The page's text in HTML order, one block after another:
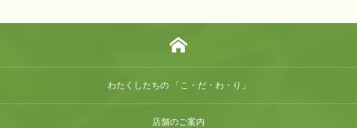
わたくしたちの 「こ・だ・わ・り」
店舗のご案内